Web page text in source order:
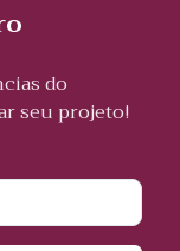
do
seu projeto!